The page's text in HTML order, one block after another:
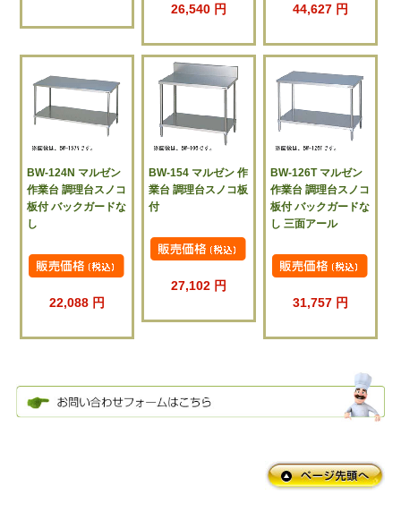
26,540 円 44,627 円
BW-124N マルゼン
作業台 調理台スノコ
板付 バックガードな
し
22,088 円
BW-154 マルゼン 作
業台 調理台スノコ板
付
27,102 円
BW-126T マルゼン
作業台 調理台スノコ
板付 バックガードな
し 三面アール
31,757 円